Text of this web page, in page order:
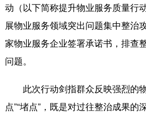
动（以下简称提升物业服务质量行
展物业服务领域突出问题集中整治
家物业服务企业签署承诺书，排查
问题。
此次行动剑指群众反映强烈的
点”“堵点”，既是对过往整治成果的